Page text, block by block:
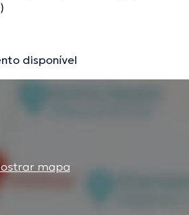
disponível
mapa